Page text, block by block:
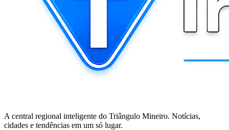
A central regional inteligente do Triângulo Mineiro. Notícias,
cidades e tendências em um só lugar.